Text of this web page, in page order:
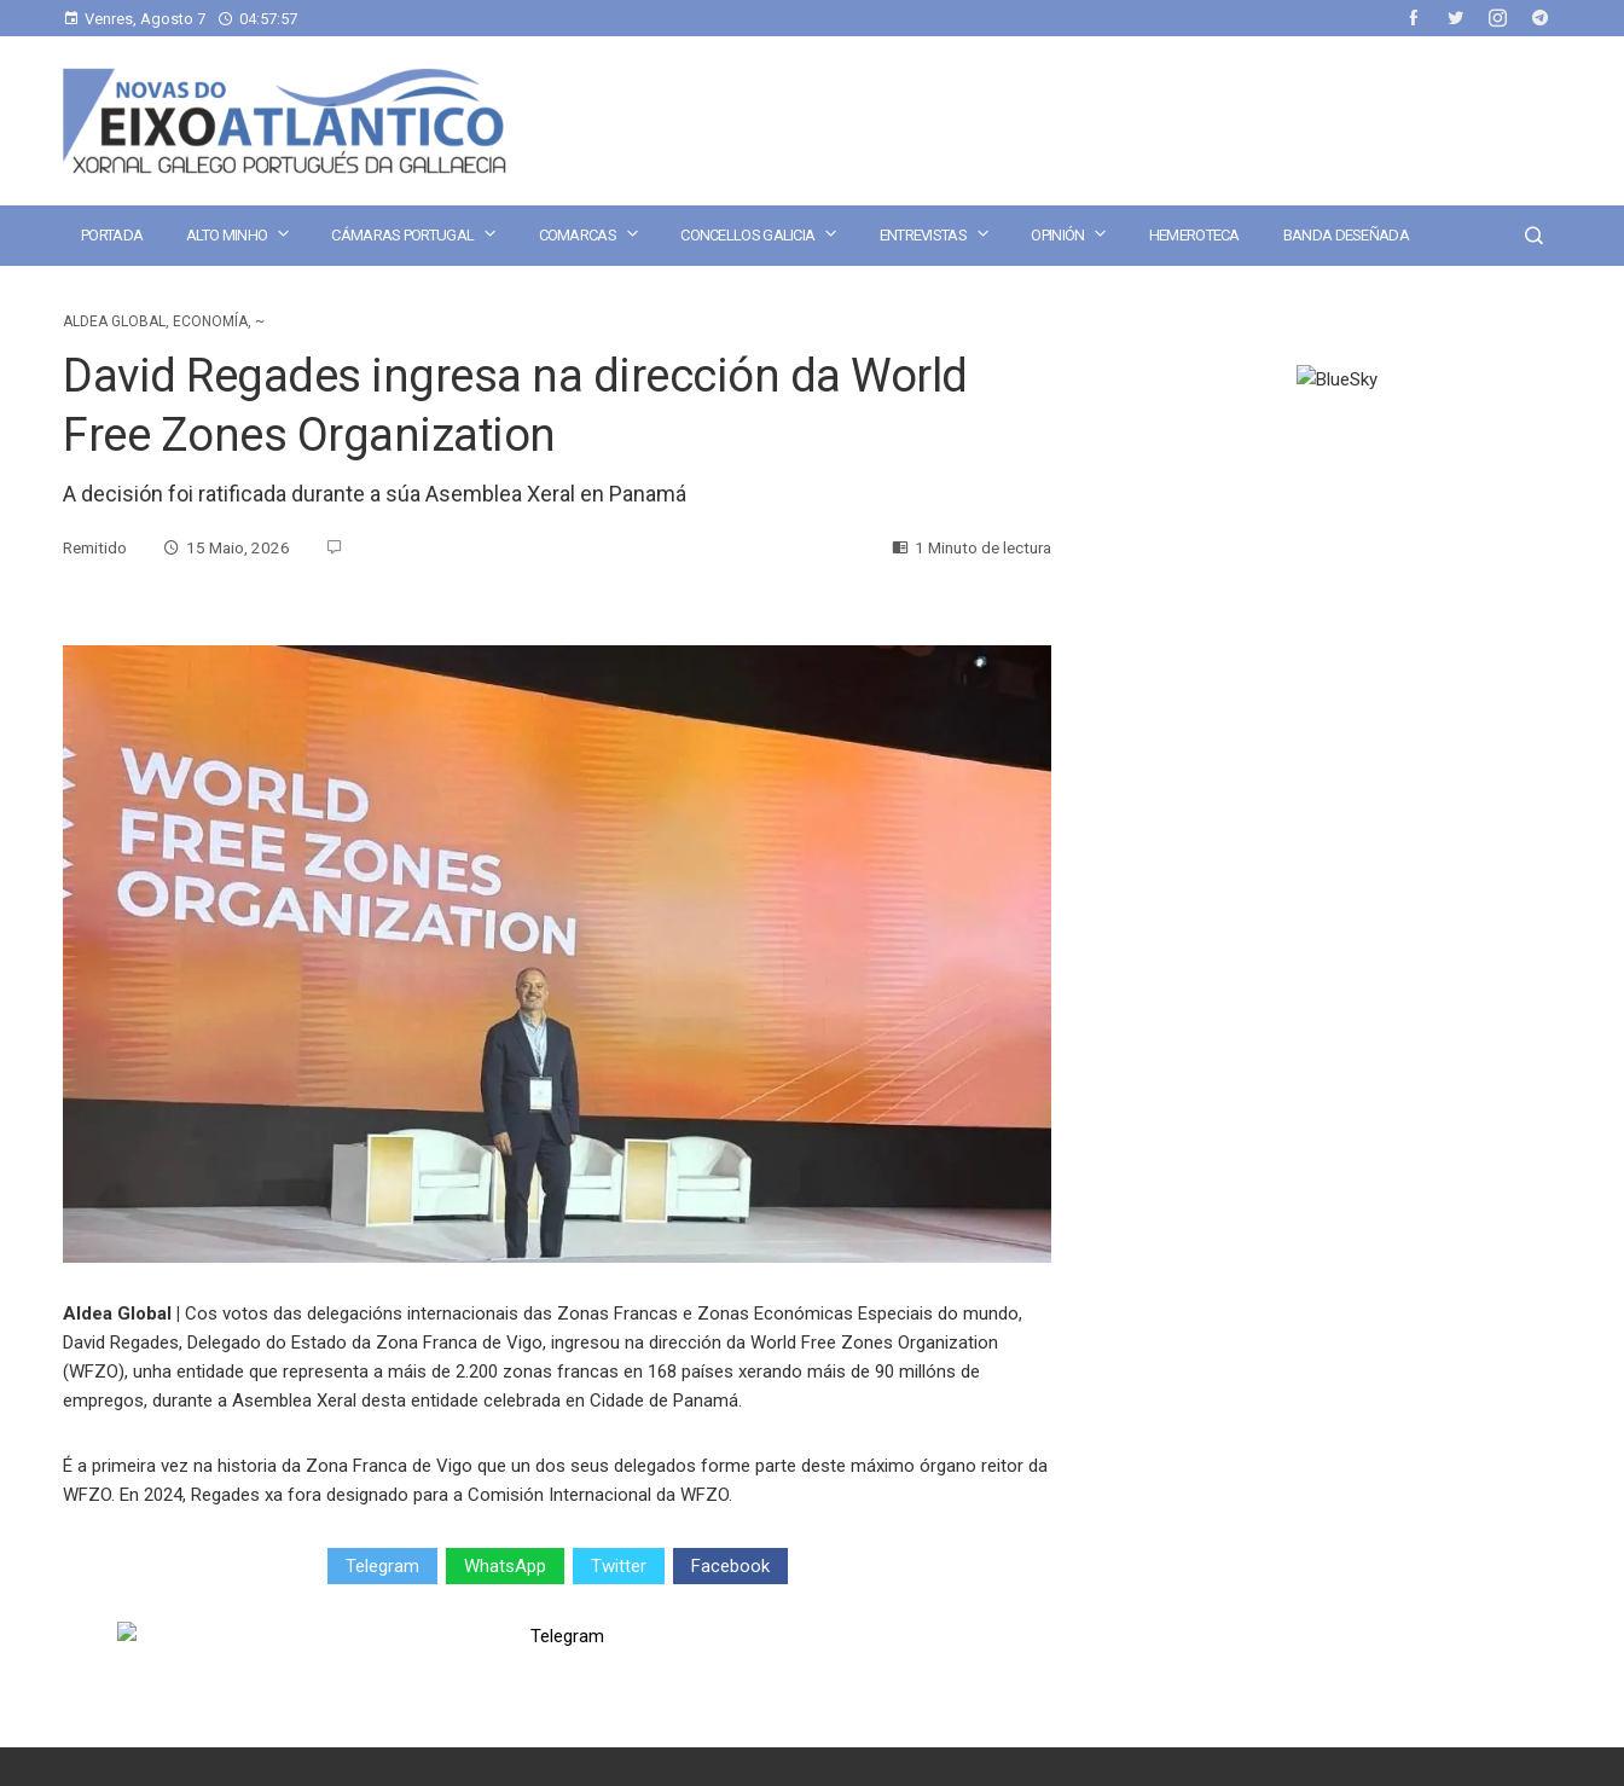
Venres, Agosto 7 04:57:57
PORTADA ALTO MINHO CÁMARAS PORTUGAL COMARCAS CONCELLOS GALICIA ENTREVISTAS OPINIÓN HEMEROTECA BANDA DESEÑADA
ALDEA GLOBAL, ECONOMÍA, ~
David Regades ingresa na dirección da World
Free Zones Organization
A decisión foi ratificada durante a súa Asemblea Xeral en Panamá
Remitido 15 Maio, 2026 1 Minuto de lectura
Aldea Global |
Cos votos das delegacións internacionais das Zonas Francas e Zonas Económicas Especiais do mundo,
David Regades, Delegado do Estado da Zona Franca de Vigo, ingresou na dirección da World Free Zones Organization
(WFZO), unha entidade que representa a máis de 2.200 zonas francas en 168 países xerando máis de 90 millóns de
empregos, durante a Asemblea Xeral desta entidade celebrada en Cidade de Panamá.
É a primeira vez na historia da Zona Franca de Vigo que un dos seus delegados forme parte deste máximo órgano reitor da
WFZO. En 2024, Regades xa fora designado para a Comisión Internacional da WFZO.
Telegram WhatsApp Twitter Facebook